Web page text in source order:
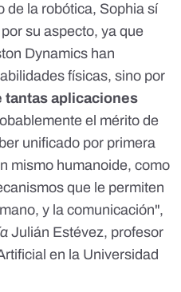
de la robótica, Sophia sí
su aspecto, ya que
Dynamics han
físicas, sino por
tantas aplicaciones
el mérito de
unificado por primera
mismo humanoide, como
que le permiten
y la comunicación",
Julián Estévez, profesor
en la Universidad